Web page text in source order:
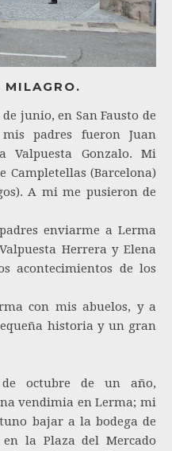
junio, en San Fausto de
mis padres fueron Juan
Valpuesta Gonzalo. Mi
Campletellas (Barcelona)
A mi me pusieron de
enviarme a Lerma
Herrera y Elena
acontecimientos de los
con mis abuelos, y a
historia y un gran
octubre de un año,
vendimia en Lerma; mi
bajar a la bodega de
la Plaza del Mercado